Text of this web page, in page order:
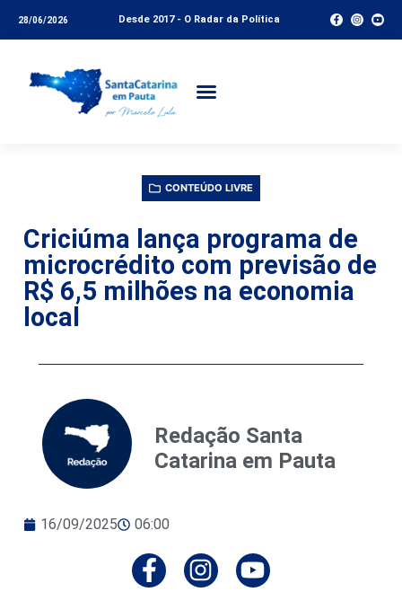
28/06/2026 Desde 2017 - O Radar da Política
CONTEÚDO LIVRE
Criciúma lança programa de
microcrédito com previsão de
R$ 6,5 milhões na economia
local
Redação Santa
Catarina em Pauta
16/09/2025 06:00